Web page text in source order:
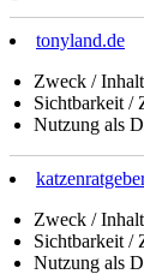
tonyland.de
Zweck /
Sichtbarkeit /
Nutzung als
Zweck /
Sichtbarkeit /
Nutzung als